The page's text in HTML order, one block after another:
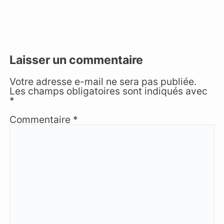
Laisser un commentaire
Votre adresse e-mail ne sera pas publiée.
Les champs obligatoires sont indiqués avec
*
Commentaire *